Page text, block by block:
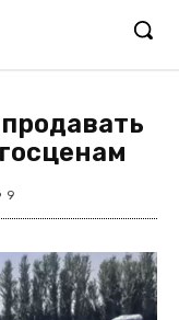
9